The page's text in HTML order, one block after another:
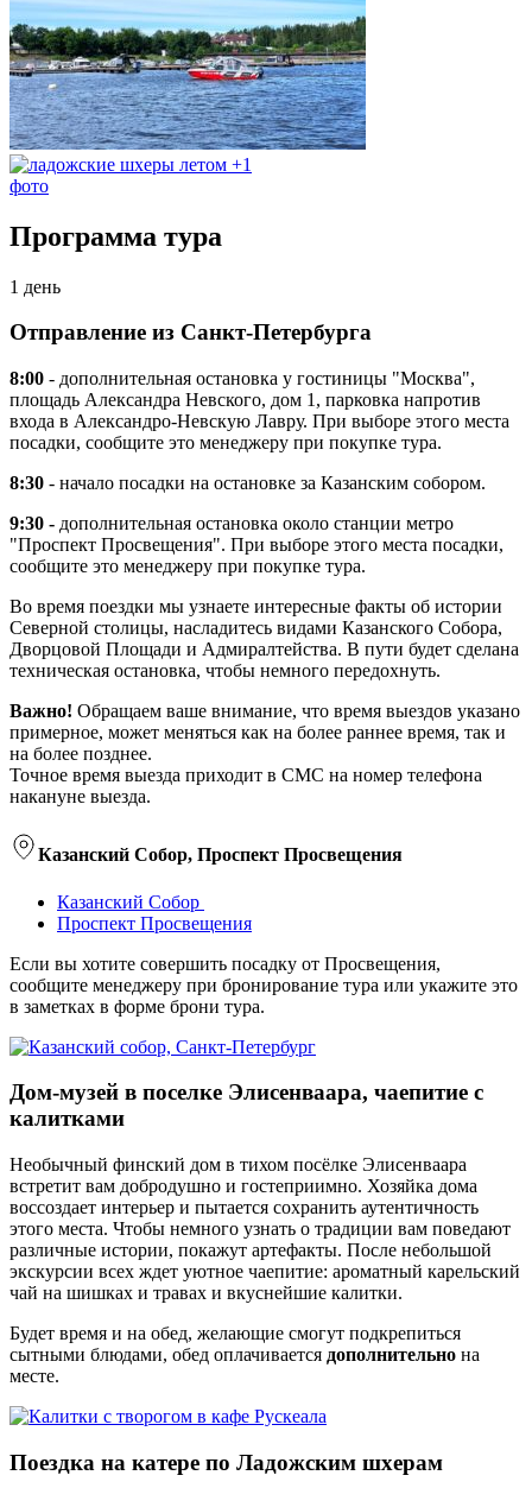
+1
фото
Программа тура
1 день
Отправление из Санкт-Петербурга
8:00 - дополнительная остановка у гостиницы "Москва",
площадь Александра Невского, дом 1, парковка напротив
входа в Александро-Невскую Лавру. При выборе этого места
посадки, сообщите это менеджеру при покупке тура.
8:30 - начало посадки на остановке за Казанским собором.
9:30 - дополнительная остановка около станции метро
"Проспект Просвещения". При выборе этого места посадки,
сообщите это менеджеру при покупке тура.
Во время поездки мы узнаете интересные факты об истории
Северной столицы, насладитесь видами Казанского Собора,
Дворцовой Площади и Адмиралтейства. В пути будет сделана
техническая остановка, чтобы немного передохнуть.
Важно! Обращаем ваше внимание, что время выездов указано
примерное, может меняться как на более раннее время, так и
на более позднее.
Точное время выезда приходит в СМС на номер телефона
накануне выезда.
Казанский Собор, Проспект Просвещения
Казанский Собор
Проспект Просвещения
Если вы хотите совершить посадку от Просвещения,
сообщите менеджеру при бронирование тура или укажите это
в заметках в форме брони тура.
Дом-музей в поселке Элисенваара, чаепитие с
калитками
Необычный финский дом в тихом посёлке Элисенваара
встретит вам добродушно и гостеприимно. Хозяйка дома
воссоздает интерьер и пытается сохранить аутентичность
этого места. Чтобы немного узнать о традиции вам поведают
различные истории, покажут артефакты. После небольшой
экскурсии всех ждет уютное чаепитие: ароматный карельский
чай на шишках и травах и вкуснейшие калитки.
Будет время и на обед, желающие смогут подкрепиться
сытными блюдами, обед оплачивается дополнительно на
месте.
Поездка на катере по Ладожским шхерам